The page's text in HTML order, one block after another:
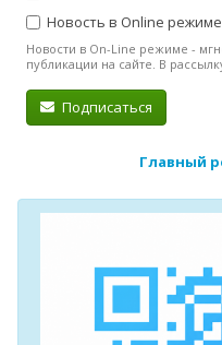
Новость в Online режиме
Новости в On-Line режиме -
публикации на сайте. В
Подписаться
Главный